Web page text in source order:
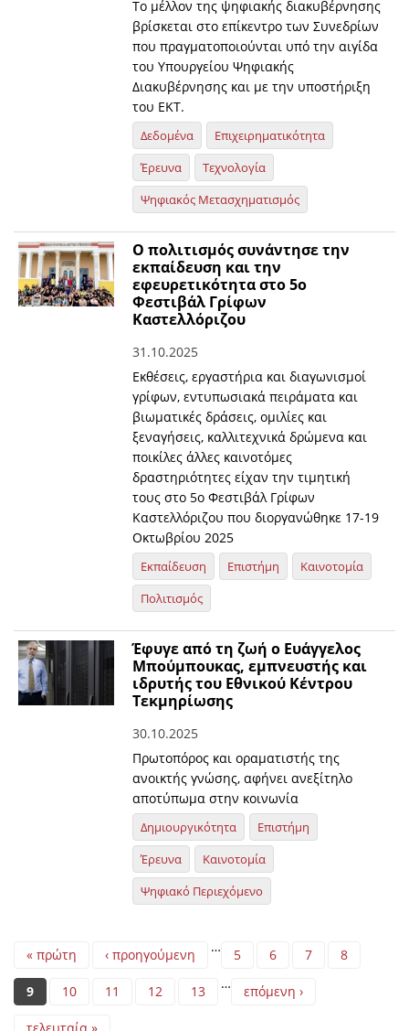
Το μέλλον της ψηφιακής διακυβέρνησης
βρίσκεται στο επίκεντρο των Συνεδρίων
που πραγματοποιούνται υπό την αιγίδα
του Υπουργείου Ψηφιακής
Διακυβέρνησης και με την υποστήριξη
του ΕΚΤ.
Δεδομένα
Επιχειρηματικότητα
Έρευνα
Τεχνολογία
Ψηφιακός Μετασχηματισμός
O πολιτισμός συνάντησε την
εκπαίδευση και την
εφευρετικότητα στο 5ο
Φεστιβάλ Γρίφων
Καστελλόριζου
31.10.2025
Εκθέσεις, εργαστήρια και διαγωνισμοί
γρίφων, εντυπωσιακά πειράματα και
βιωματικές δράσεις, ομιλίες και
ξεναγήσεις, καλλιτεχνικά δρώμενα και
ποικίλες άλλες καινοτόμες
δραστηριότητες είχαν την τιμητική
τους στο 5ο Φεστιβάλ Γρίφων
Καστελλόριζου που διοργανώθηκε 17-19
Οκτωβρίου 2025
Εκπαίδευση Επιστήμη
Καινοτομία
Πολιτισμός
Έφυγε από τη ζωή ο Ευάγγελος
Μπούμπουκας, εμπνευστής και
ιδρυτής του Εθνικού Κέντρου
Τεκμηρίωσης
30.10.2025
Πρωτοπόρος και οραματιστής της
ανοικτής γνώσης, αφήνει ανεξίτηλο
αποτύπωμα στην κοινωνία
Δημιουργικότητα
Επιστήμη
Έρευνα
Καινοτομία
Ψηφιακό Περιεχόμενο
Pages
« πρώτη ‹ προηγούμενη … 5 6 7 8
9 10 11 12 13 … επόμενη ›